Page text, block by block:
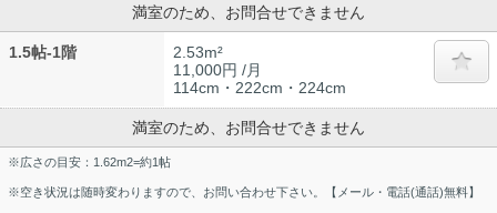
満室のため、お問合せできません
1.5帖-1階
2.53m²
11,000円 /月
114cm・222cm・224cm
満室のため、お問合せできません
※広さの目安：1.62m2=約1帖
※空き状況は随時変わりますので、お問い合わせ下さい。【メール・電話(通話)無料】